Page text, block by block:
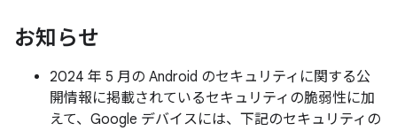
お知らせ
2024 年 5 月の Android のセキュリティに関する公
開情報に掲載されているセキュリティの脆弱性に加
えて、Google デバイスには、下記のセキュリティの